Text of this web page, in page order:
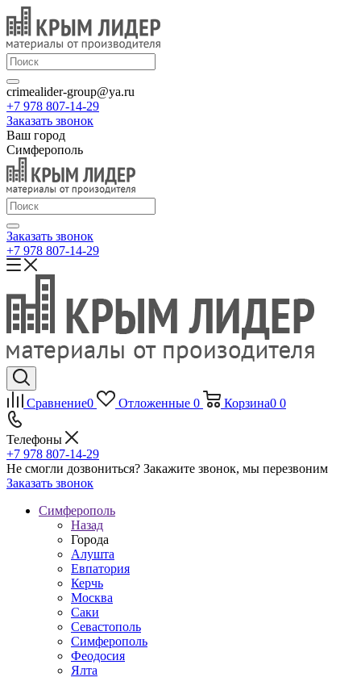
crimealider-group@ya.ru
+7 978 807-14-29
Заказать звонок
Ваш город
Симферополь
Заказать звонок
+7 978 807-14-29
Сравнение0 Отложенные 0 Корзина0 0
Телефоны
+7 978 807-14-29
Не смогли дозвониться? Закажите звонок, мы перезвоним
Заказать звонок
Симферополь
Назад
Города
Алушта
Евпатория
Керчь
Москва
Саки
Севастополь
Симферополь
Феодосия
Ялта